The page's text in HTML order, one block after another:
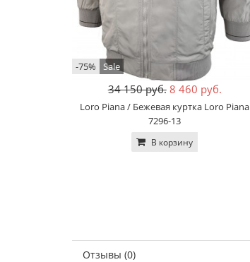
-75% Sale
34 150 руб. 8 460 руб.
Loro Piana / Бежевая куртка Loro Piana
7296-13
В корзину
Отзывы (0)